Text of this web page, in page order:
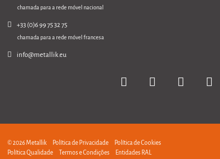
chamada para a rede móvel nacional
+33 (0)6 99 75 32 75
chamada para a rede móvel francesa
info@metallik.eu
© 2026 Metallik Política de Privacidade
Política de Cookies
Política Qualidade
Termos e Condições Entidades RAL